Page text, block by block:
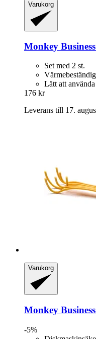
Varukorg
Monkey Business
Set med 2 st.
Lätt att använda
176 kr
Leverans till 17.
Varukorg
Monkey Business
-5%